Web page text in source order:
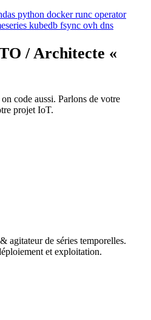
python docker runc operator
kubedb fsync ovh dns
/ Architecte «
code aussi. Parlons de votre
projet IoT.
agitateur de séries temporelles.
et exploitation.